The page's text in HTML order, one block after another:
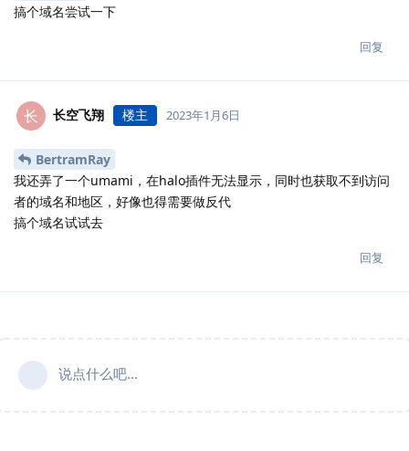
搞个域名尝试一下
回复
长 长空飞翔 楼主 2023年1月6日
BertramRay
我还弄了一个umami，在halo插件无法显示，同时也获取不到访问
者的域名和地区，好像也得需要做反代
搞个域名试试去
回复
说点什么吧...